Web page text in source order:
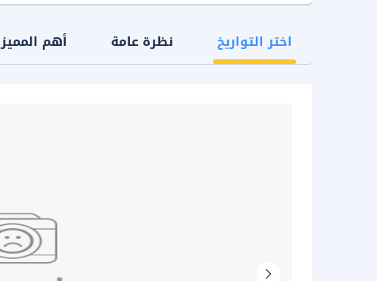
اختر التواريخ نظرة عامة أهم